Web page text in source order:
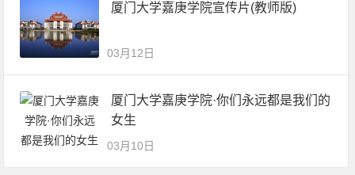
厦门大学嘉庚学院宣传片(教师版)
03月12日
厦门大学嘉庚学院·你们永远都是我们的
女生
03月10日